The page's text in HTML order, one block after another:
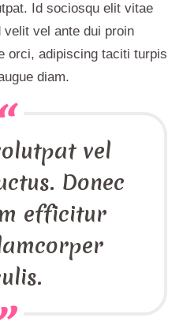
Id sociosqu elit vitae
velit vel ante dui proin
orci, adipiscing taciti turpis
diam.
vel
Donec
efficitur